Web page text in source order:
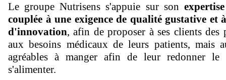
Le groupe Nutrisens s'appuie sur son
couplée à une exigence de qualité gustative et
d'innovation, afin de proposer à ses clients des
aux besoins médicaux de leurs patients, mais
agréables à manger afin de leur redonner
s'alimenter.